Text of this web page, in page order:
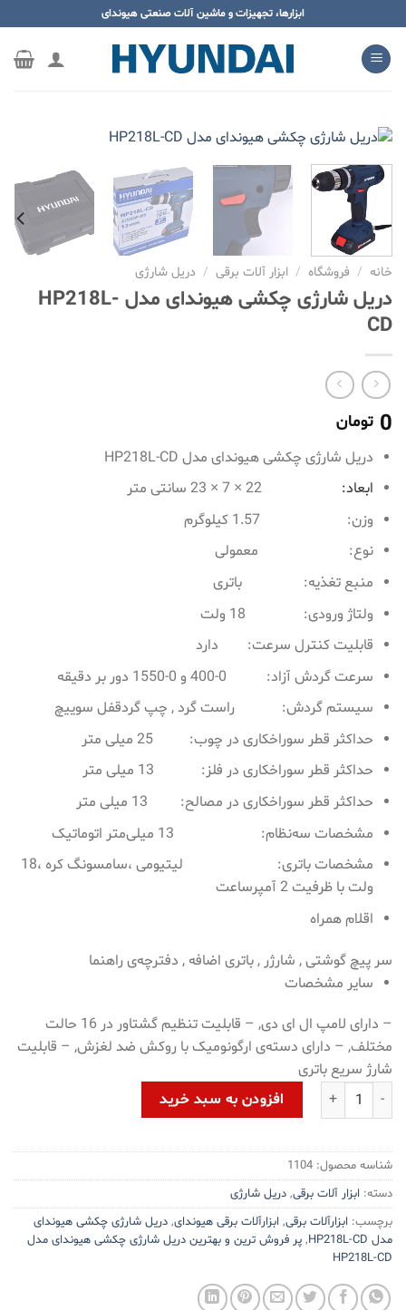
محتوا
بروید
ابزارها، تجهیزات و ماشین آلات صنعتی هیوندای
خانه / فروشگاه / ابزار آلات برقی / دریل شارژی
دریل شارژی چکشی هیوندای مدل HP218L-
CD
0 تومان
دریل شارژی چکشی هیوندای مدل HP218L-CD
ابعاد: 22 × 7 × 23 سانتی متر
وزن: 1.57 کیلوگرم
نوع: معمولی
منبع تغذیه: باتری
ولتاژ ورودی: 18 ولت
قابلیت کنترل سرعت: دارد
سرعت گردش آزاد: 0-400 و 0-1550 دور بر دقیقه
سیستم گردش: راست گرد , چپ گردقفل سوییچ
حداکثر قطر سوراخکاری در چوب: 25 میلی متر
حداکثر قطر سوراخکاری در فلز: 13 میلی متر
حداکثر قطر سوراخکاری در مصالح: 13 میلی متر
مشخصات سه‌نظام: 13 میلی‌متر اتوماتیک
مشخصات باتری: لیتیومی ،سامسونگ کره ،18
ولت با ظرفیت 2 آمپرساعت
اقلام همراه
سر پیچ گوشتی , شارژر , باتری اضافه , دفترچه‌ی راهنما
سایر مشخصات
– دارای لامپ ال ای دی, – قابلیت تنظیم گشتاور در 16 حالت
مختلف, – دارای دسته‌ی ارگونومیک با روکش ضد لغزش, – قابلیت
شارژ سریع باتری
دریل شارژی چکشی هیوندای مدل HP218L-CD عددافزودن به سبد خرید
شناسه محصول: 1104
دسته: ابزار آلات برقی, دریل شارژی
برچسب: ابزارآلات برقی, ابزارآلات برقی هیوندای, دریل شارژی چکشی هیوندای
مدل HP218L-CD
, پر فروش ترین و بهترین دریل شارژی چکشی هیوندای مدل
HP218L-CD